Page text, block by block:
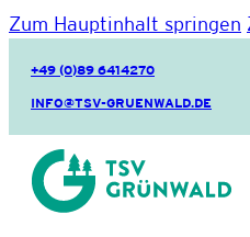
Zum Hauptinhalt springen
+49 (0)89 6414270
INFO@TSV-GRUENWALD.DE